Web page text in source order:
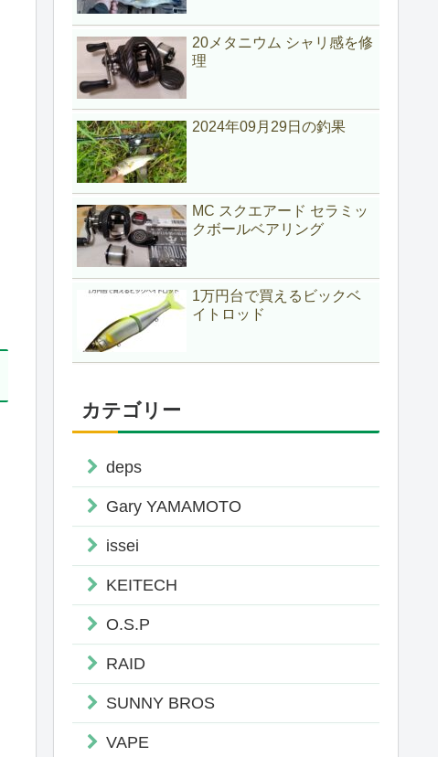
20メタニウム シャリ感を修
理
2024年09月29日の釣果
MC スクエアード セラミッ
クボールベアリング
1万円台で買えるビックベ
イトロッド
カテゴリー
deps
Gary YAMAMOTO
issei
KEITECH
O.S.P
RAID
SUNNY BROS
VAPE